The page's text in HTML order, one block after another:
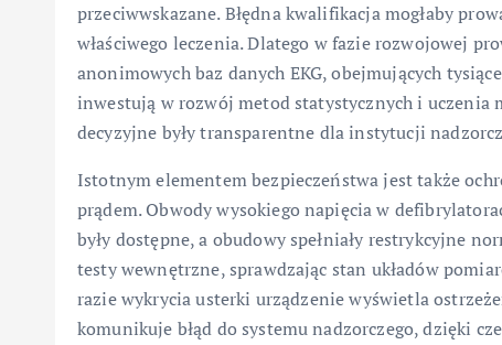
przeciwwskazane. Błędna kwalifikacja mogłaby
właściwego leczenia. Dlatego w fazie rozwojowej
anonimowych baz danych EKG, obejmujących
inwestują w rozwój metod statystycznych i uczenia
decyzyjne były transparentne dla instytucji
Istotnym elementem bezpieczeństwa jest także
prądem. Obwody wysokiego napięcia w
były dostępne, a obudowy spełniały restrykcyjne
testy wewnętrzne, sprawdzając stan układów
razie wykrycia usterki urządzenie wyświetla
komunikuje błąd do systemu nadzorczego, dzięki